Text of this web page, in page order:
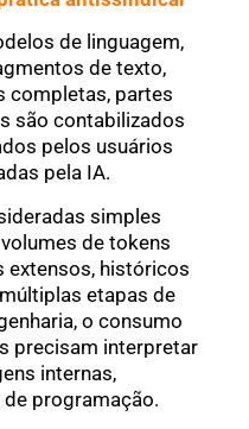
de linguagem,
de texto,
completas, partes
são contabilizados
pelos usuários
pela IA.
simples
de tokens
extensos, históricos
etapas de
o consumo
precisam interpretar
internas,
programação.